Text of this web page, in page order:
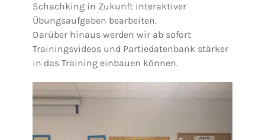
Schachking in Zukunft interaktiver
Übungsaufgaben bearbeiten.
Darüber hinaus werden wir ab sofort
Trainingsvideos und Partiedatenbank stärker
in das Training einbauen können.